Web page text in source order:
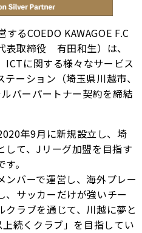
するCOEDO KAWAGOE F.C
表取締役 有田和生）は、
ICTに関する様々なサービス
ーション（埼玉県川越市、
バーパートナー契約を締結
年9月に新規設立し、埼
して、Jリーグ加盟を目指す
。
バーで運営し、海外プレー
、サッカーだけが強いチー
ラブを通じて、川越に夢と
続くクラブ」を目指してい